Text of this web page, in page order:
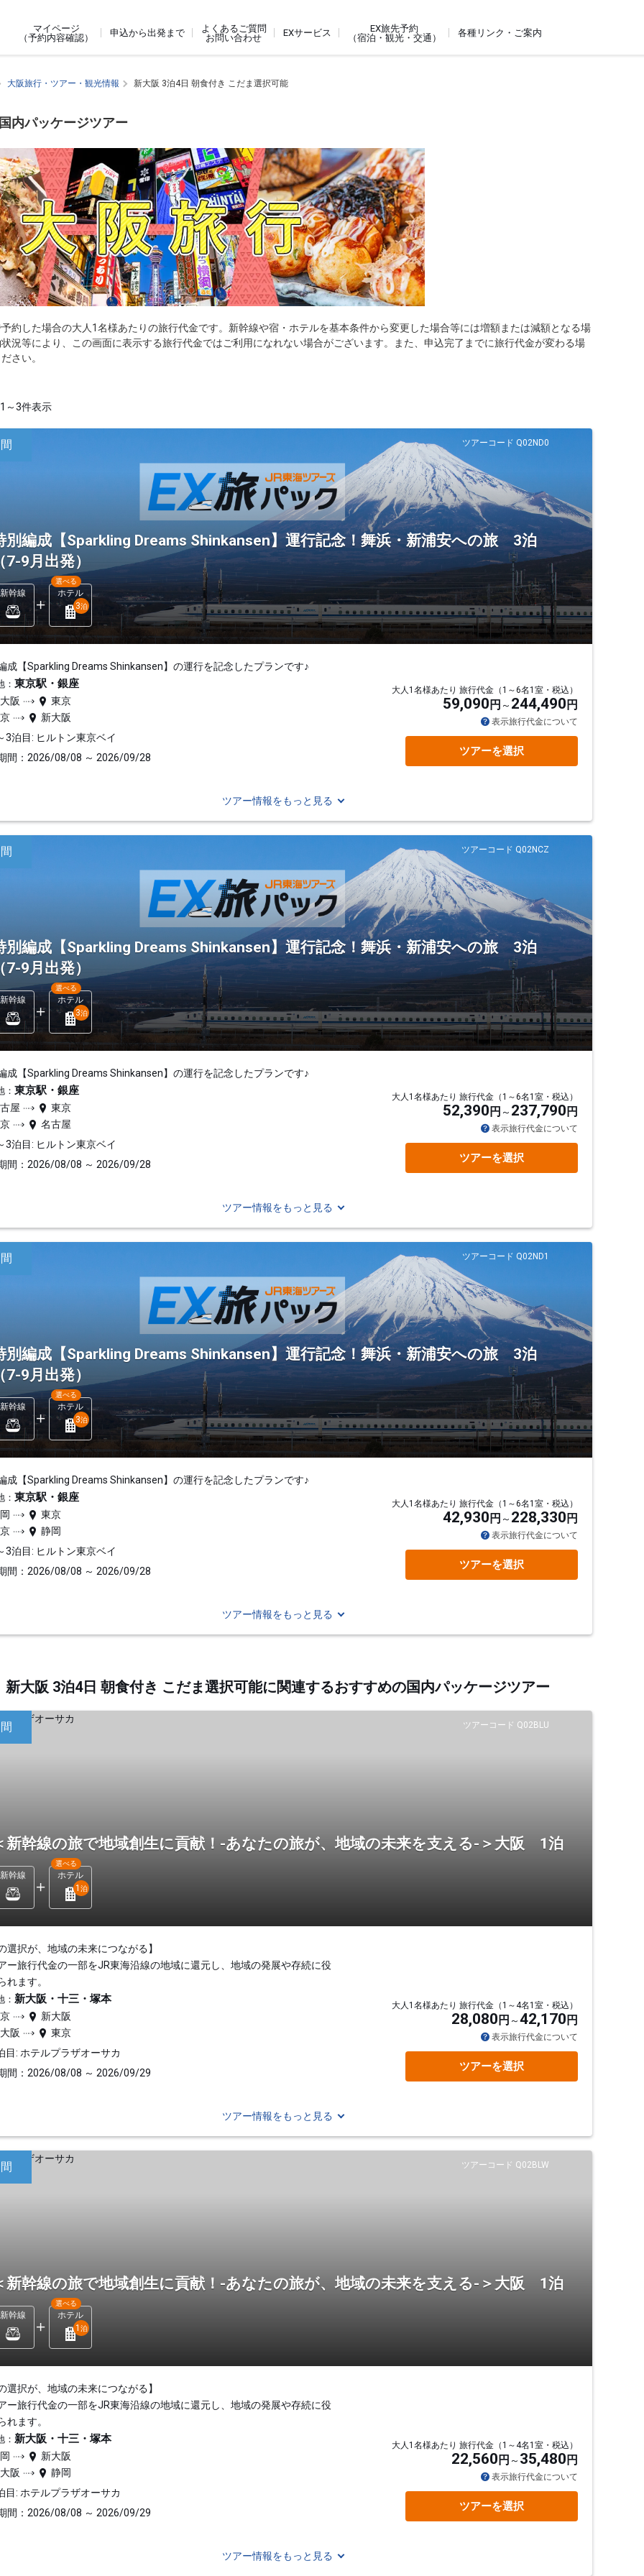
マイページ
（予約内容確認）
申込から出発まで
よくあるご質問
お問い合わせ
EXサービス
EX旅先予約
（宿泊・観光・交通）
各種リンク・ご案内
大阪旅行・ツアー・観光情報 新大阪 3泊4日 朝食付き こだま選択可能
内パッケージツアー
約した場合の大人1名様あたりの旅行代金です。新幹線や宿・ホテルを基本条件から変更した場合等には増額または減額となる場
況等により、この画面に表示する旅行代金ではご利用になれない場合がございます。また、申込完了までに旅行代金が変わる場
さい。
1～3件表示
ツアーコード Q02ND0
別編成【Sparkling Dreams Shinkansen】運行記念！舞浜・新浦安への旅 3泊
7-9月出発）
新幹線 ホテル
選べる
3泊
成【Sparkling Dreams Shinkansen】の運行を記念したプランです♪
： 東京駅・銀座
阪
東京
新大阪
3泊目: ヒルトン東京ベイ
間：2026/08/08 ～ 2026/09/28
大人1名様あたり 旅行代金（1～6名1室・税込）
59,090 円 244,490 円
表示旅行代金について
ツアーを選択
ツアー情報をもっと見る
ツアーコード Q02NCZ
別編成【Sparkling Dreams Shinkansen】運行記念！舞浜・新浦安への旅 3泊
7-9月出発）
新幹線 ホテル
選べる
3泊
成【Sparkling Dreams Shinkansen】の運行を記念したプランです♪
： 東京駅・銀座
屋
東京
名古屋
3泊目: ヒルトン東京ベイ
間：2026/08/08 ～ 2026/09/28
大人1名様あたり 旅行代金（1～6名1室・税込）
52,390 円 237,790 円
表示旅行代金について
ツアーを選択
ツアー情報をもっと見る
ツアーコード Q02ND1
別編成【Sparkling Dreams Shinkansen】運行記念！舞浜・新浦安への旅 3泊
7-9月出発）
新幹線 ホテル
選べる
3泊
成【Sparkling Dreams Shinkansen】の運行を記念したプランです♪
： 東京駅・銀座
東京
静岡
3泊目: ヒルトン東京ベイ
間：2026/08/08 ～ 2026/09/28
大人1名様あたり 旅行代金（1～6名1室・税込）
42,930 円 228,330 円
表示旅行代金について
ツアーを選択
ツアー情報をもっと見る
新大阪 3泊4日 朝食付き こだま選択可能に関連するおすすめの国内パッケージツアー
ツアーコード Q02BLU
新幹線の旅で地域創生に貢献！-あなたの旅が、地域の未来を支える-＞大阪 1泊
新幹線 ホテル
選べる
1 泊
選択が、地域の未来につながる】
ー旅行代金の一部をJR東海沿線の地域に還元し、地域の発展や存続に役
れます。
： 新大阪・十三・塚本
新大阪
阪
東京
目: ホテルプラザオーサカ
間：2026/08/08 ～ 2026/09/29
大人1名様あたり 旅行代金（1～4名1室・税込）
28,080 円 42,170 円
表示旅行代金について
ツアーを選択
ツアー情報をもっと見る
ツアーコード Q02BLW
新幹線の旅で地域創生に貢献！-あなたの旅が、地域の未来を支える-＞大阪 1泊
新幹線 ホテル
選べる
1 泊
選択が、地域の未来につながる】
ー旅行代金の一部をJR東海沿線の地域に還元し、地域の発展や存続に役
れます。
： 新大阪・十三・塚本
新大阪
阪
静岡
目: ホテルプラザオーサカ
間：2026/08/08 ～ 2026/09/29
大人1名様あたり 旅行代金（1～4名1室・税込）
22,560 円 35,480 円
表示旅行代金について
ツアーを選択
ツアー情報をもっと見る